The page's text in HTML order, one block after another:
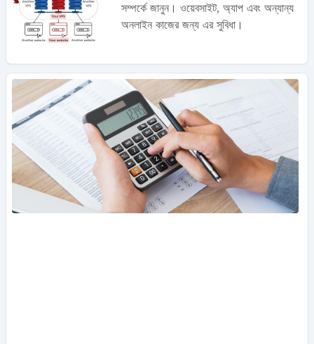
সম্পর্কে জানুন। ওয়েবসাইট, অ্যাপ এবং অন্যান্য
অনলাইন কাজের জন্য এর সুবিধা।